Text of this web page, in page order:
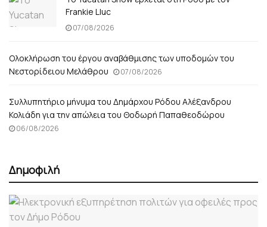
Frankie Lluc
07/08/2026
Ολοκλήρωση του έργου αναβάθμισης των υποδομών του
Νεστορίδειου Μελάθρου
07/08/2026
Συλλυπητήριο μήνυμα του Δημάρχου Ρόδου Αλέξανδρου
Κολιάδη για την απώλεια του Θοδωρή Παπαθεοδώρου
06/08/2026
Δημοφιλή